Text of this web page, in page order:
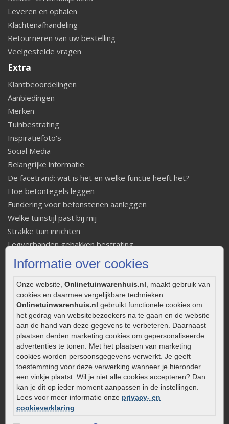
Informatie over cookies
Onze website, Onlinetuinwarenhuis.nl , maakt gebruik van
cookies en daarmee vergelijkbare technieken.
Onlinetuinwarenhuis.nl gebruikt functionele cookies om
het gedrag van websitebezoekers na te gaan en de website
aan de hand van deze gegevens te verbeteren. Daarnaast
plaatsen derden marketing cookies om gepersonaliseerde
advertenties te tonen. Met het plaatsen van marketing
cookies worden persoonsgegevens verwerkt. Je geeft
toestemming voor deze verwerking wanneer je hieronder
een vinkje plaatst. Wil je niet alle cookies accepteren? Dan
kan je dit op ieder moment aanpassen in de instellingen.
Lees voor meer informatie onze privacy- en
cookieverklaring
Leveren en ophalen
Klachtenafhandeling
Retourneren van uw bestelling
Veelgestelde vragen
Extra
Klantbeoordelingen
Aanbiedingen
Merken
Tuinbestrating
Inspiratiefoto's
Social Media
Belangrijke informatie
De facetrand: wat is het en welke functie heeft het?
Hoe betontegels leggen
Fundering voor betonstenen aanleggen
Welke tuinstijl past bij mij
Strakke tuin inrichten
Legverbanden gebakken bestrating
Onderhoud van gebakken bestrating
Aanlegtips voor gebakken bestrating
Zelf een terras aanleggen
Kleine stadstuin inrichten
0320 – 219170
Kaapstanderweg 41
8243 RB Lelystad
info@onlinetuinwarenhuis.nl
Routebeschrijving
Openingstijden
Maandag
08:00 - 17:00